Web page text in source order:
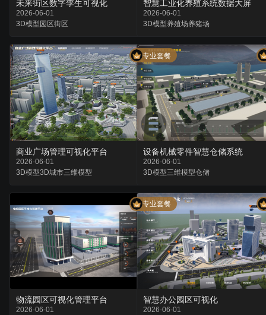
未来街区数字孪生可视化
2026-06-01
3D模型 园区街区
智慧工业化养殖系统数据大屏
2026-06-01
3D模型养殖场养猪场
专业套餐
商业广场管理可视化平台
2026-06-01
3D模型3D城市三维模型
设备机械零件智慧仓储系统
2026-06-01
3D模型三维模型仓储
专业套餐
物流园区可视化管理平台
2026-06-01
智慧办公园区可视化
2026-06-01